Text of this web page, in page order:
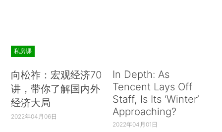
私房课
向松祚：宏观经济70
讲，带你了解国内外
经济大局
2022年04月06日
In Depth: As
Tencent Lays Off
Staff, Is Its ‘Winter’
Approaching?
2022年04月01日